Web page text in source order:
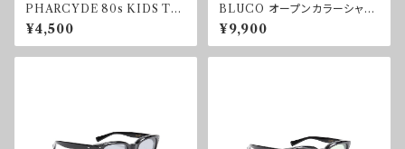
PHARCYDE 80s KIDS T-s
hirt
¥4,500
BLUCO オープンカラーシャツ
-BANDANA-
¥9,900